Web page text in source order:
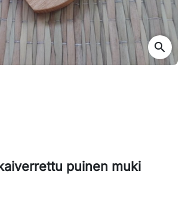
search
puinen muki